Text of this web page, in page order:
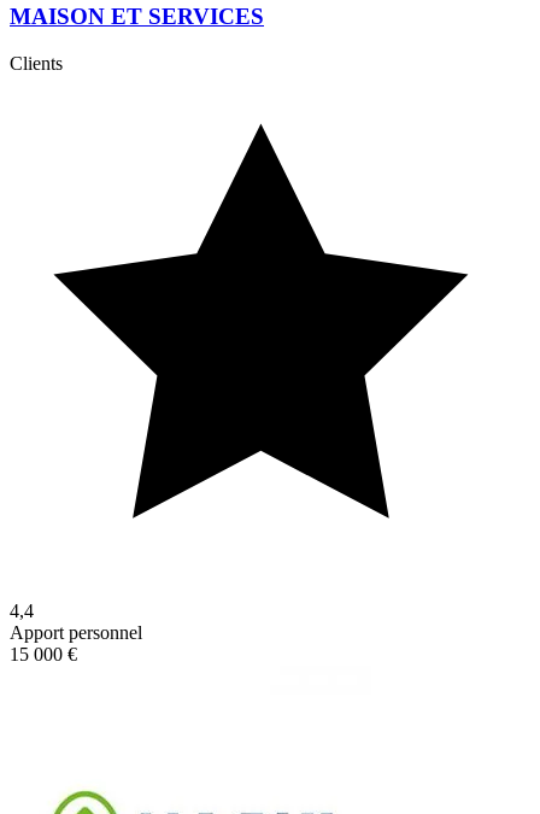
MAISON ET SERVICES
Clients
4,4
Apport personnel
15 000 €